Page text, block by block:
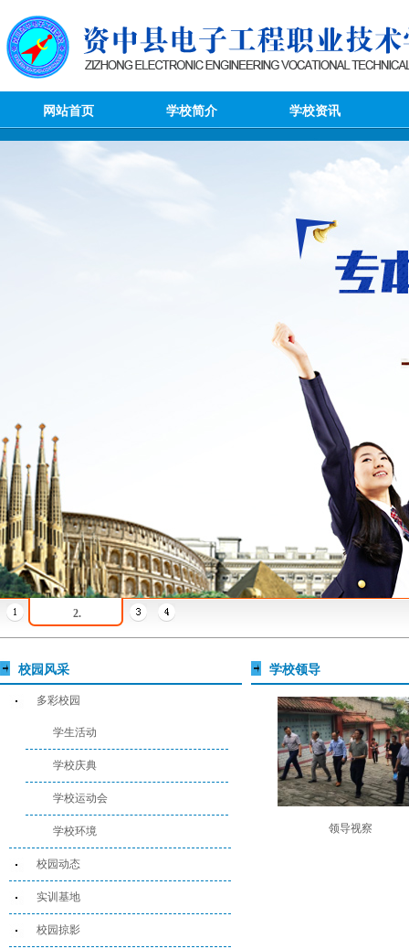
网站首页 学校简介 学校资讯
2.
校园风采
多彩校园
学生活动
学校庆典
学校运动会
学校环境
校园动态
实训基地
校园掠影
学校领导
领导视察